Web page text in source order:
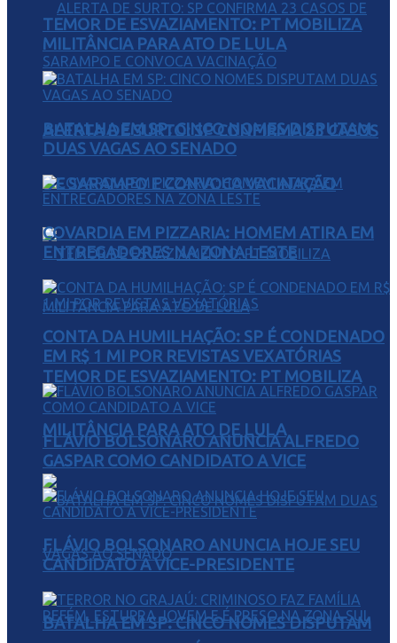
ALERTA DE SURTO: SP CONFIRMA 23 CASOS
DE SARAMPO E CONVOCA VACINAÇÃO
TEMOR DE ESVAZIAMENTO: PT MOBILIZA
MILITÂNCIA PARA ATO DE LULA
BATALHA EM SP: CINCO NOMES DISPUTAM
TEMOR DE ESVAZIAMENTO: PT MOBILIZA
MILITÂNCIA PARA ATO DE LULA
BATALHA EM SP: CINCO NOMES DISPUTAM
DUAS VAGAS AO SENADO
COVARDIA EM PIZZARIA: HOMEM ATIRA EM
ENTREGADORES NA ZONA LESTE
CONTA DA HUMILHAÇÃO: SP É CONDENADO
EM R$ 1 MI POR REVISTAS VEXATÓRIAS
FLÁVIO BOLSONARO ANUNCIA ALFREDO
GASPAR COMO CANDIDATO A VICE
FLÁVIO BOLSONARO ANUNCIA HOJE SEU
CANDIDATO A VICE-PRESIDENTE